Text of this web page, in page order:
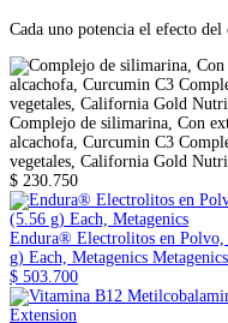
Cada uno potencia el efecto
Complejo de silimarina, Con
alcachofa, Curcumin C3
vegetales, California Gold
$ 230.750
Endura® Electrolitos en Polvo,
g) Each, Metagenics Metagenics
$ 503.700